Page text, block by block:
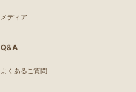
メディア
Q&A
よくあるご質問